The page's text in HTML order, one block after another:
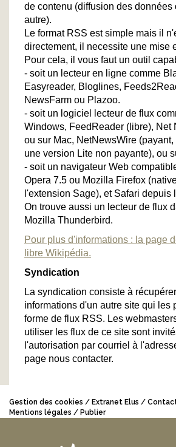
de contenu (diffusion des données
autre).
Le format RSS est simple mais il
directement, il necessite une mise
Pour cela, il vous faut un outil
- soit un lecteur en ligne comme
Easyreader, Bloglines,
NewsFarm ou Plazoo.
- soit un logiciel lecteur de flux
Windows, FeedReader (libre), Net
ou sur Mac, NetNewsWire
une version Lite non payante), ou
- soit un navigateur Web
Opera 7.5 ou Mozilla Firefox
l'extension Sage), et Safari depuis
On trouve aussi un lecteur de flux
Mozilla Thunderbird.
Pour plus d'informations : la page
libre Wikipédia.
Syndication
La syndication consiste à
informations d'un autre site qui les
forme de flux RSS. Les
utiliser les flux de ce site sont
l'autorisation par courriel à
page nous contacter.
Gestion des cookies Extranet Elus
Mentions légales
Publier